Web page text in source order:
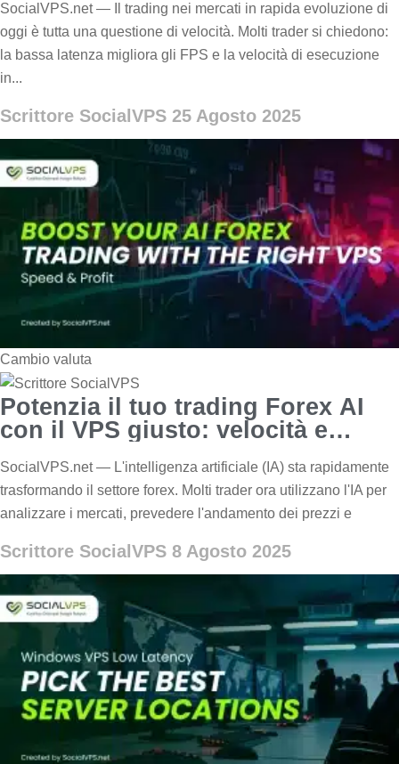
SocialVPS.net — Il trading nei mercati in rapida evoluzione di
oggi è tutta una questione di velocità. Molti trader si chiedono:
la bassa latenza migliora gli FPS e la velocità di esecuzione
in...
Scrittore SocialVPS 25 Agosto 2025
Cambio valuta
Potenzia il tuo trading Forex AI
con il VPS giusto: velocità e
SocialVPS.net — L'intelligenza artificiale (IA) sta rapidamente
trasformando il settore forex. Molti trader ora utilizzano l'IA per
analizzare i mercati, prevedere l'andamento dei prezzi e
Scrittore SocialVPS 8 Agosto 2025